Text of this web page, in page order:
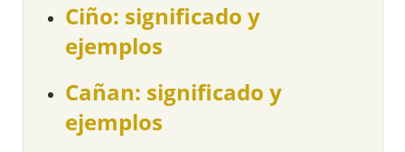
Ciño: significado y
ejemplos
Cañan: significado y
ejemplos